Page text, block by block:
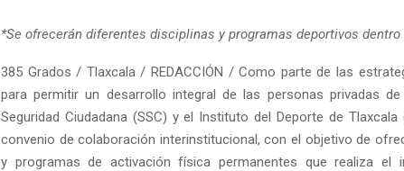
*Se ofrecerán diferentes disciplinas y programas deportivos dentro
385 Grados / Tlaxcala / REDACCIÓN / Como parte de las
para permitir un desarrollo integral de las personas privadas
Seguridad Ciudadana (SSC) y el Instituto del Deporte de
convenio de colaboración interinstitucional, con el objetivo de
y programas de activación física permanentes que realiza el